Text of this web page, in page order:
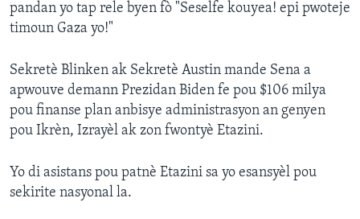
pandan yo tap rele byen fò "Seselfe kouyea! epi pwoteje
timoun Gaza yo!"
Sekretè Blinken ak Sekretè Austin mande Sena a
apwouve demann Prezidan Biden fe pou $106 milya
pou finanse plan anbisye administrasyon an genyen
pou Ikrèn, Izrayèl ak zon fwontyè Etazini.
Yo di asistans pou patnè Etazini sa yo esansyèl pou
sekirite nasyonal la.